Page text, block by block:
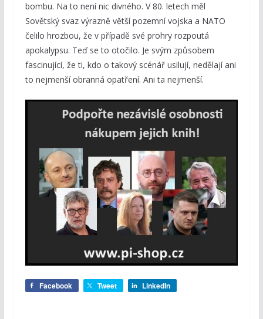
bombu. Na to není nic divného. V 80. letech měl
Sovětský svaz výrazně větší pozemní vojska a NATO
čelilo hrozbou, že v případě své prohry rozpoutá
apokalypsu. Teď se to otočilo. Je svým způsobem
fascinující, že ti, kdo o takový scénář usilují, nedělají ani
to nejmenší obranná opatření. Ani ta nejmenší.
Facebook Tweet LinkedIn